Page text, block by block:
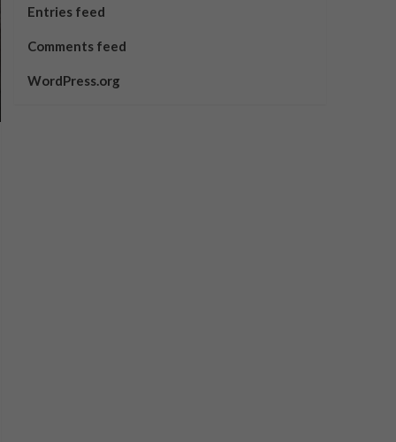
Entries feed
Comments feed
WordPress.org